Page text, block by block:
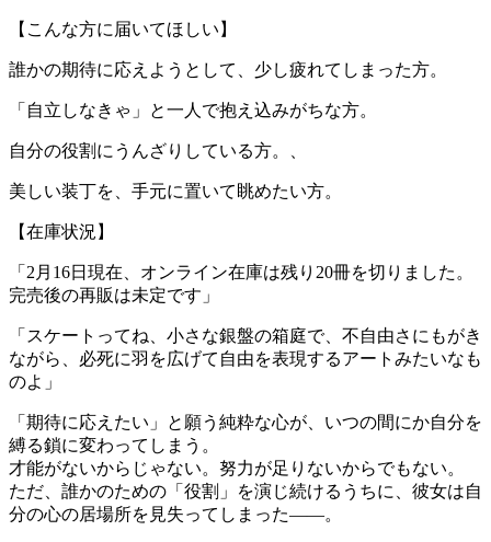
【こんな方に届いてほしい】
誰かの期待に応えようとして、少し疲れてしまった方。
「自立しなきゃ」と一人で抱え込みがちな方。
自分の役割にうんざりしている方。、
美しい装丁を、手元に置いて眺めたい方。
【在庫状況】
「2月16日現在、オンライン在庫は残り20冊を切りました。
完売後の再販は未定です」
「スケートってね、小さな銀盤の箱庭で、不自由さにもがき
ながら、必死に羽を広げて自由を表現するアートみたいなも
のよ」
「期待に応えたい」と願う純粋な心が、いつの間にか自分を
縛る鎖に変わってしまう。
才能がないからじゃない。努力が足りないからでもない。
ただ、誰かのための「役割」を演じ続けるうちに、彼女は自
分の心の居場所を見失ってしまった――。